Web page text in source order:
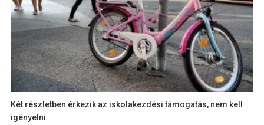
Két részletben érkezik az iskolakezdési támogatás, nem kell
igényelni